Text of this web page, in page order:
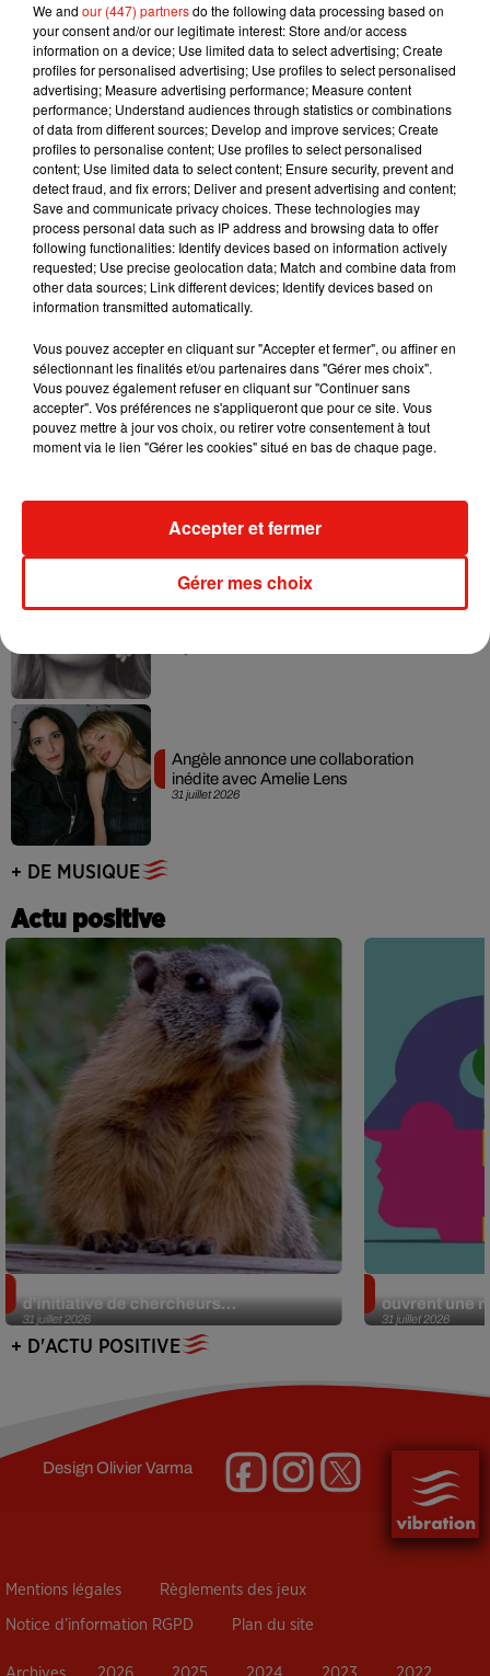
5 août 2026
Benny Blanco invite Selena Gomez et
Becky G sur son nouveau single
4 août 2026
Tiny Desk invite Charlie Puth pour une
live session solaire
4 août 2026
Ariana Grande prendra une pause après
sa tournée mondiale
31 juillet 2026
Ariana Grande se libère dans son nouvel
31 juillet 2026
Angèle annonce une collaboration
inédite avec Amelie Lens
+ DE MUSIQUE
Actu positive
31 juillet 2026
d’initiative de chercheurs...
31 juillet 2026
ouvrent une
+ D'ACTU POSITIVE
DesignOlivier Varma
Mentions légales Règlements des jeux
Notice d’information RGPD Plan du site
We and our (447) partnersdo the following data processing based on
your consent and/or our legitimate interest: Store and/or access
information on a device; Use limited data to select advertising; Create
profiles for personalised advertising; Use profiles to select personalised
advertising; Measure advertising performance; Measure content
performance; Understand audiences through statistics or combinations
of data from different sources; Develop and improve services; Create
profiles to personalise content; Use profiles to select personalised
content; Use limited data to select content; Ensure security, prevent and
detect fraud, and fix errors; Deliver and present advertising and content;
Save and communicate privacy choices. These technologies may
process personal data such as IP address and browsing data to offer
following functionalities: Identify devices based on information actively
requested; Use precise geolocation data; Match and combine data from
other data sources; Link different devices; Identify devices based on
information transmitted automatically.
Vous pouvez accepter en cliquant sur "Accepter et fermer", ou affiner en
sélectionnant les finalités et/ou partenaires dans "Gérer mes choix".
Vous pouvez également refuser en cliquant sur "Continuer sans
accepter". Vos préférences ne s'appliqueront que pour ce site. Vous
pouvez mettre à jour vos choix, ou retirer votre consentement à tout
moment via le lien "Gérer les cookies" situé en bas de chaque page.
Gérer mes choix
Accepter et fermer